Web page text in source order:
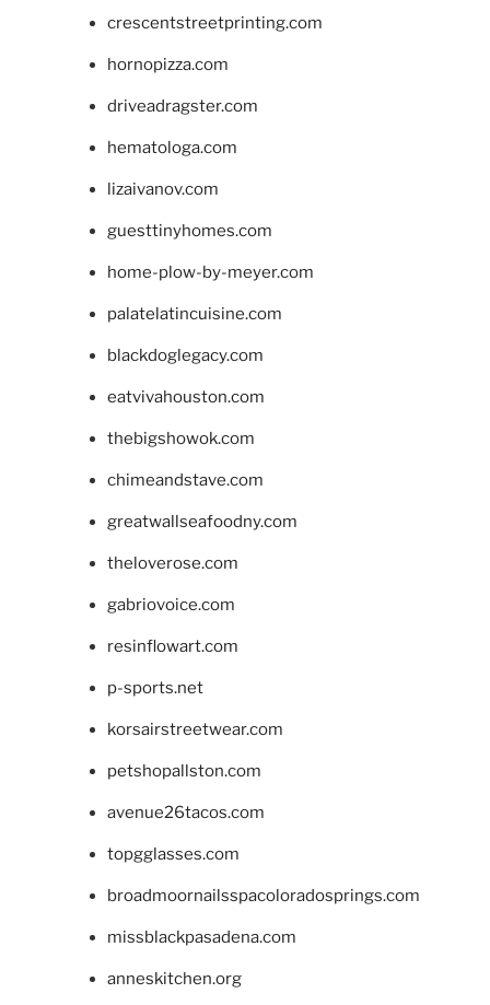
crescentstreetprinting.com
hornopizza.com
driveadragster.com
hematologa.com
lizaivanov.com
guesttinyhomes.com
home-plow-by-meyer.com
palatelatincuisine.com
blackdoglegacy.com
eatvivahouston.com
thebigshowok.com
chimeandstave.com
greatwallseafoodny.com
theloverose.com
gabriovoice.com
resinflowart.com
p-sports.net
korsairstreetwear.com
petshopallston.com
avenue26tacos.com
topgglasses.com
broadmoornailsspacoloradosprings.com
missblackpasadena.com
anneskitchen.org